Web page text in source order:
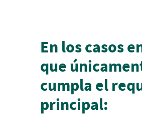
En los casos
que
cumpla el
principal: